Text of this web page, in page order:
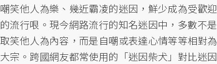
嘲笑他人為樂、幾近霸凌的迷因，鮮少成為受歡迎
的流行哏。現今網路流行的知名迷因中，多數不是
取笑他人為內容，而是自嘲或表達心情等等相對為
大宗。跨國網友都常使用的「迷因柴犬」對比迷因